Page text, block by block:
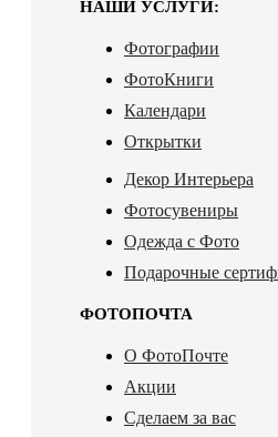
НАШИ УСЛУГИ:
Фотографии
ФотоКниги
Календари
Открытки
Декор Интерьера
Фотосувениры
Одежда с Фото
Подарочные
ФОТОПОЧТА
О ФотоПочте
Акции
Сделаем за вас